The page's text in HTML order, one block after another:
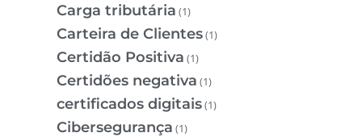
Carga tributária (1)
Carteira de Clientes(1)
Certidão Positiva (1)
Certidões negativa (1)
certificados digitais(1)
Cibersegurança (1)